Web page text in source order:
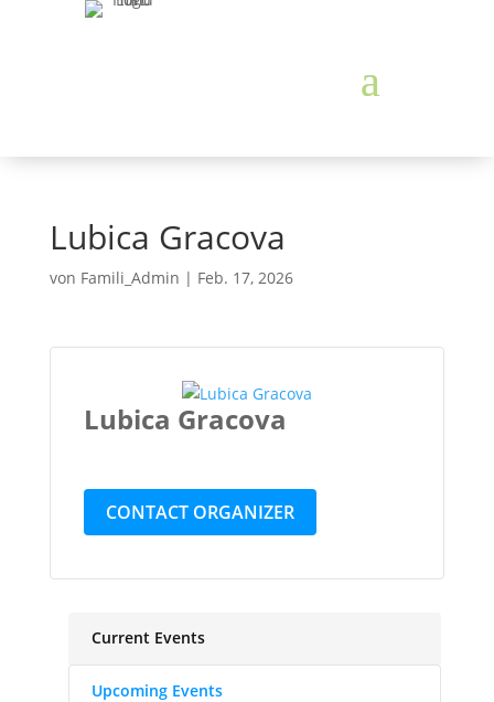
Lubica Gracova
von Famili_Admin | Feb. 17, 2026
Lubica Gracova
CONTACT ORGANIZER
Current Events
Upcoming Events